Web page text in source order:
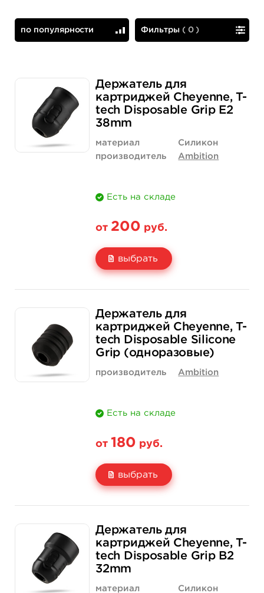
Фильтры (0 )
по популярности
Держатель для
картриджей Cheyenne, T-
tech Disposable Grip E2
38mm
материал
Силикон
производитель
Ambition
Есть на складе
от 200 руб.
выбрать
Количество
200 руб.
купить купить
Держатель для
картриджей Cheyenne, T-
tech Disposable Silicone
Grip (одноразовые)
производитель Ambition
Есть на складе
от 180 руб.
выбрать
Количество
180 руб.
купить купить
Держатель для
картриджей Cheyenne, T-
tech Disposable Grip B2
32mm
материал
Силикон